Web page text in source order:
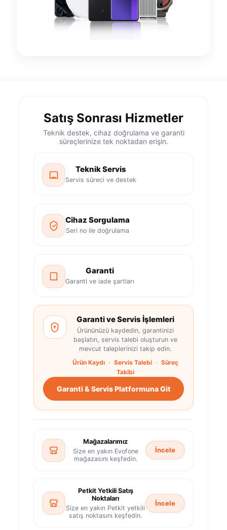
Satış Sonrası Hizmetler
Teknik destek, cihaz doğrulama ve garanti
süreçlerinize tek noktadan erişin.
Teknik Servis
Servis süreci ve destek
Cihaz Sorgulama
Seri no ile doğrulama
Garanti
Garanti ve iade şartları
Garanti ve Servis İşlemleri
Ürününüzü kaydedin, garantinizi
başlatın, servis talebi oluşturun ve
mevcut taleplerinizi takip edin.
Ürün Kaydı · Servis Talebi · Süreç
Takibi
Garanti & Servis Platformuna Git
Mağazalarımız
Size en yakın Evofone
mağazasını keşfedin.
İncele
Petkit Yetkili Satış
Noktaları
Size en yakın Petkit yetkili
satış noktasını keşfedin.
İncele